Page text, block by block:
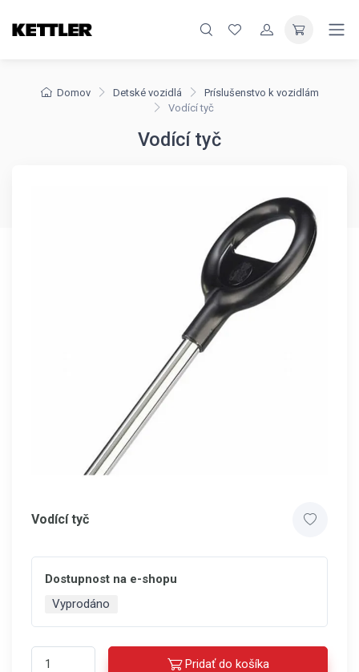
Domov Detské vozidlá
Príslušenstvo k vozidlám
Vodící tyč
Vodící tyč
Vodící tyč
Dostupnost na e-shopu
Vyprodáno
Pridať do košíka